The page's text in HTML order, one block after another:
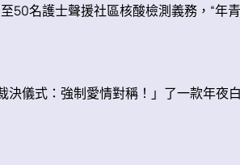
50名護士聲援社區核酸檢測義務，“年
儀式：強制愛情對稱！」了一款年